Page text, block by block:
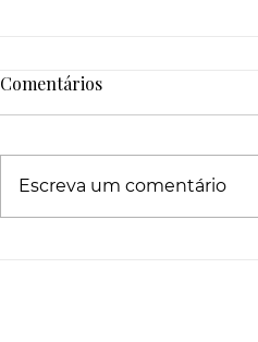
Comentários
Escreva um comentário